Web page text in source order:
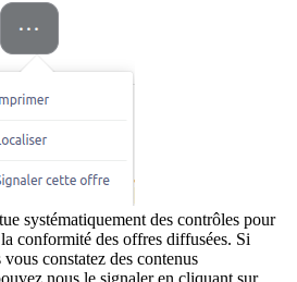
systématiquement des contrôles pour
conformité des offres diffusées. Si
constatez des contenus
nous le signaler en cliquant sur